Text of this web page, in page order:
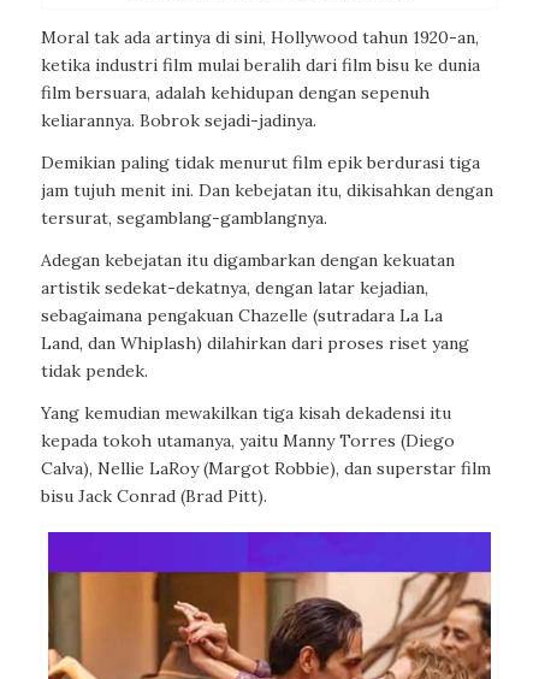
Moral tak ada artinya di sini, Hollywood tahun 1920-an,
ketika industri film mulai beralih dari film bisu ke dunia
film bersuara, adalah kehidupan dengan sepenuh
keliarannya. Bobrok sejadi-jadinya.
Demikian paling tidak menurut film epik berdurasi tiga
jam tujuh menit ini. Dan kebejatan itu, dikisahkan dengan
tersurat, segamblang-gamblangnya.
Adegan kebejatan itu digambarkan dengan kekuatan
artistik sedekat-dekatnya, dengan latar kejadian,
sebagaimana pengakuan Chazelle (sutradara La La
Land, dan Whiplash) dilahirkan dari proses riset yang
tidak pendek.
Yang kemudian mewakilkan tiga kisah dekadensi itu
kepada tokoh utamanya, yaitu Manny Torres (Diego
Calva), Nellie LaRoy (Margot Robbie), dan superstar film
bisu Jack Conrad (Brad Pitt).